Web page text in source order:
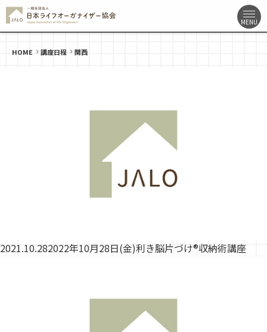
HOME 講座日程 関西
2021.10.282022年10月28日(金)利き脳片づけ®収納術講座